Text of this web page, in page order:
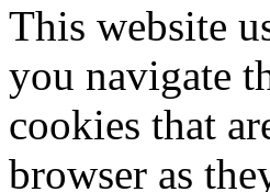
This website
you navigate
cookies that
browser as